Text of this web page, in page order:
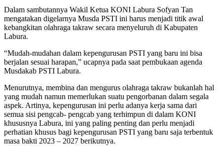
Dalam sambutannya Wakil Ketua KONI Labura Sofyan Tan
mengatakan digelarnya Musda PSTI ini harus menjadi titik awal
kebangkitan olahraga takraw secara menyeluruh di Kabupaten
Labura.
“Mudah-mudahan dalam kepengurusan PSTI yang baru ini bisa
berjalan sesuai harapan,” ucapnya pada saat pembukaan agenda
Musdakab PSTI Labura.
Menurutnya, membina dan mengurus olahraga takraw bukanlah hal
yang mudah namun memerlukan suatu pengorbanan dalam segala
aspek. Artinya, kepengurusan ini perlu adanya kerja sama dari
semua sisi pengcab- pengcab yang terhimpun di dalam KONI
khususnya Labura, ini yang paling penting dan perlu menjadi
perhatian khusus bagi kepengurusan PSTI yang baru saja terbentuk
masa bakti 2023 – 2027 berikutnya.